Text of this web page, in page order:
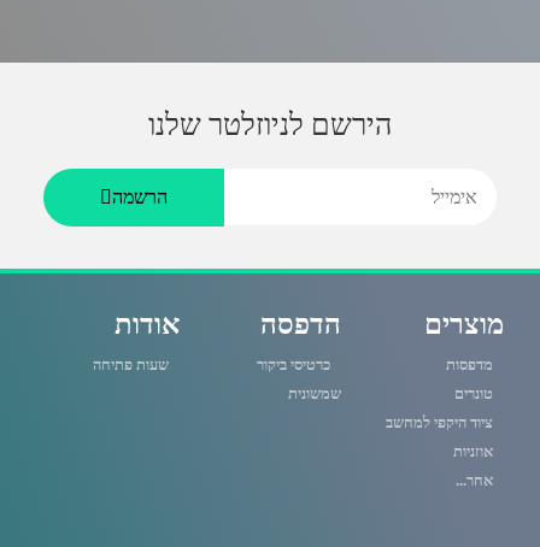
הירשם לניוזלטר שלנו
מ
י
הרשמה
מוצרים
מדפסות
טונרים
ציוד היקפי למחשב
אוזניות
אחר...
הדפסה
כרטיסי ביקור
שמשונית
אודות
שעות פתיחה